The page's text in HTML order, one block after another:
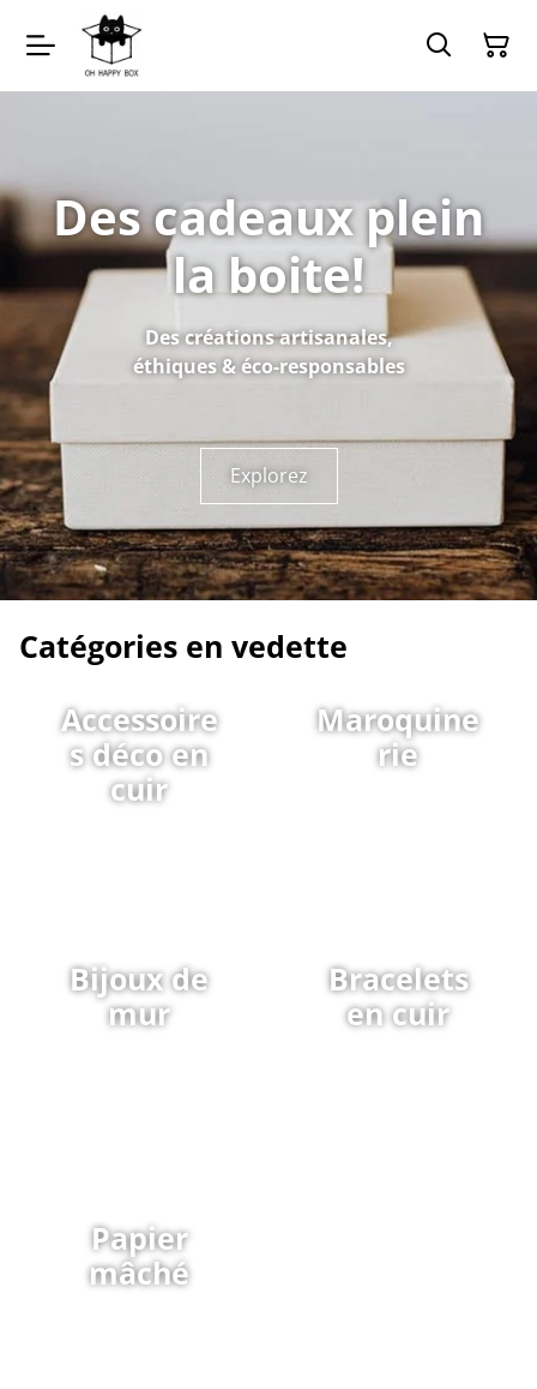
Des cadeaux plein
la boite!
Des créations artisanales,
éthiques & éco-responsables
Explorez
Catégories en vedette
Accessoire
s déco en
cuir
Maroquine
rie
Bijoux de
mur
Bracelets
en cuir
Papier
mâché